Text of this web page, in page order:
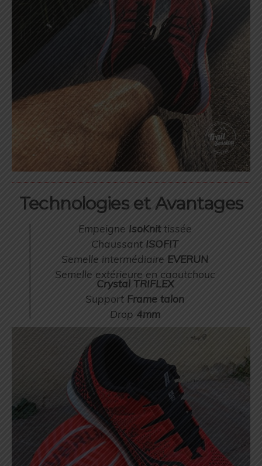
Technologies et Avantages
Empeigne IsoKnittissée
Chaussant ISOFIT
Semelle intermédiaire EVERUN
Semelle extérieure en caoutchouc
Crystal TRIFLEX
Support Frame talon
Drop 4mm